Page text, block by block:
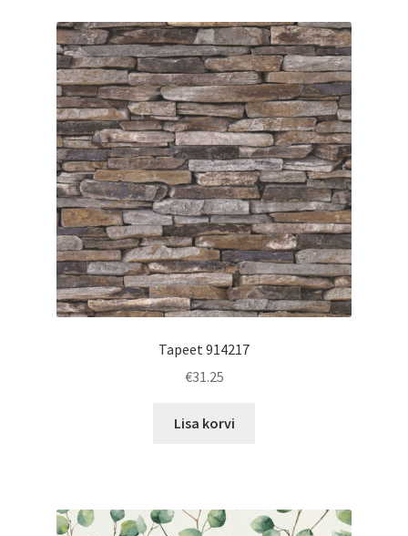
Tapeet 914217
€31.25
Lisa korvi